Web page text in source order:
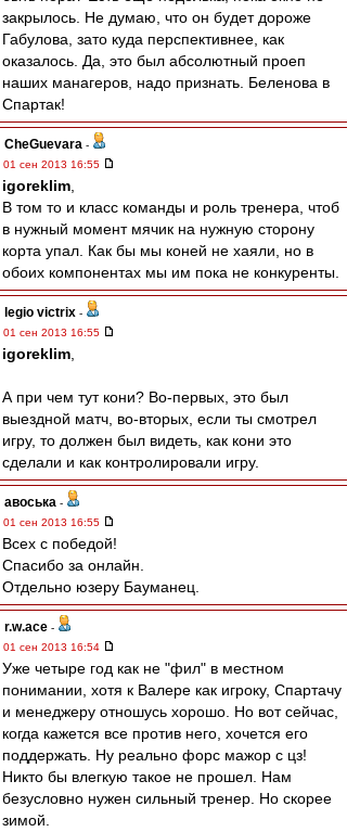
закрылось. Не думаю, что он будет дороже
Габулова, зато куда перспективнее, как
оказалось. Да, это был абсолютный проеп
наших манагеров, надо признать. Беленова в
Спартак!
CheGuevara -
01 сен 2013 16:55
igoreklim
В том то и класс команды и роль тренера, чтоб
в нужный момент мячик на нужную сторону
корта упал. Как бы мы коней не хаяли, но в
обоих компонентах мы им пока не конкуренты.
legio victrix -
01 сен 2013 16:55
igoreklim
А при чем тут кони? Во-первых, это был
выездной матч, во-вторых, если ты смотрел
игру, то должен был видеть, как кони это
сделали и как контролировали игру.
авоська -
01 сен 2013 16:55
Всех с победой!
Спасибо за онлайн.
Отдельно юзеру Бауманец.
r.w.ace -
01 сен 2013 16:54
Уже четыре год как не "фил" в местном
понимании, хотя к Валере как игроку, Спартачу
и менеджеру отношусь хорошо. Но вот сейчас,
когда кажется все против него, хочется его
поддержать. Ну реально форс мажор с цз!
Никто бы влегкую такое не прошел. Нам
безусловно нужен сильный тренер. Но скорее
зимой.